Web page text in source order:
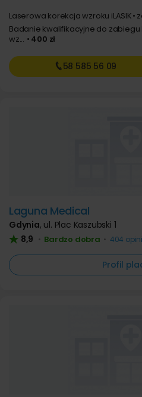
Laserowa korekcja wzroku iLASIK
Badanie kwalifikacyjne do
wz...
400 zł
58 585 56 09
Laguna Medical
Gdynia, ul. Plac Kaszubski 1
8,9 • Bardzo dobra • 404
Profil